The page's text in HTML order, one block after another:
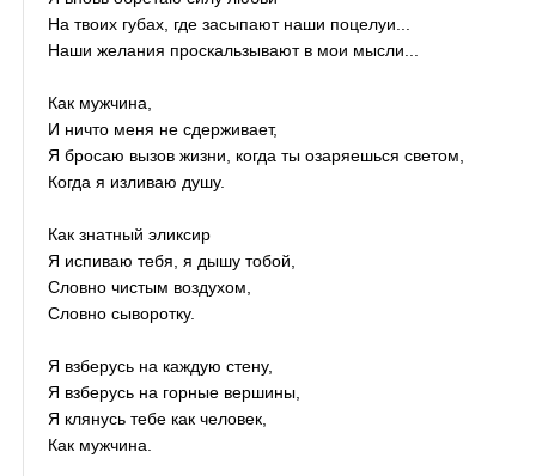
На твоих губах, где засыпают наши поцелуи...
Наши желания проскальзывают в мои мысли...
Как мужчина,
И ничто меня не сдерживает,
Я бросаю вызов жизни, когда ты озаряешься светом,
Когда я изливаю душу.
Как знатный эликсир
Я испиваю тебя, я дышу тобой,
Словно чистым воздухом,
Словно сыворотку.
Я взберусь на каждую стену,
Я взберусь на горные вершины,
Я клянусь тебе как человек,
Как мужчина.